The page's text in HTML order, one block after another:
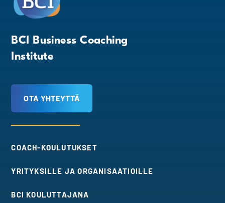
BCI Business Coaching
Institute
OTA YHTEYTTÄ
COACH-KOULUTUKSET
YRITYKSILLE JA ORGANISAATIOILLE
BCI KOULUTTAJANA